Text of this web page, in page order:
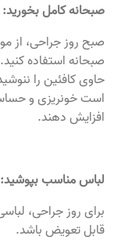
صبحانه کامل بخورید:
صبح روز جراحی، از
صبحانه استفاده
حاوی کافئین را
است خونریزی و
افزایش دهند.
لباس مناسب بپوشید:
برای روز جراحی،
قابل تعویض باشد.